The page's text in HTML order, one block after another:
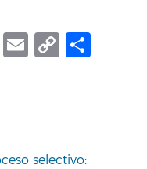
Meneame
Email
Copy
selectivo: